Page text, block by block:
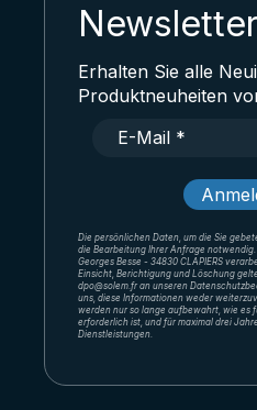
Newsletter
Erhalten Sie alle
Produktneuheiten
Die persönlichen Daten, um die Sie
die Bearbeitung Ihrer Anfrage notwendig.
Georges Besse - 34830 CLAPIERS
Einsicht, Berichtigung und Löschung
dpo@solem.fr an unseren
uns, diese Informationen weder
werden nur so lange aufbewahrt, wie es
erforderlich ist, und für maximal drei
Dienstleistungen.